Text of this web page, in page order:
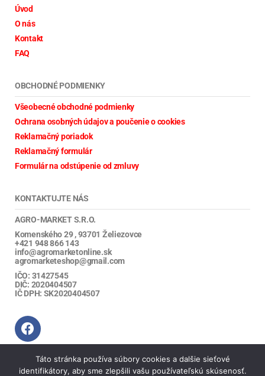
Úvod
O nás
Kontakt
FAQ
OBCHODNÉ PODMIENKY
Všeobecné obchodné podmienky
Ochrana osobných údajov a poučenie o cookies
Reklamačný poriadok
Reklamačný formulár
Formulár na odstúpenie od zmluvy
KONTAKTUJTE NÁS
AGRO-MARKET S.R.O.
Komenského 29 , 93701 Želiezovce
+421 948 866 143
info@agromarketonline.sk
agromarketeshop@gmail.com
IČO: 31427545
DIČ: 2020404507
IČ DPH: SK2020404507
NÁJDETE NÁS TU
Táto stránka používa súbory cookies a dalšie sieťové
identifikátory, aby sme zlepšili vašu používateľskú skúsenosť.